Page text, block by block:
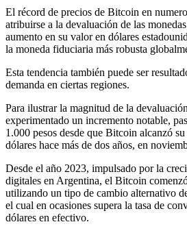
El récord de precios de Bitcoin en
atribuirse a la devaluación de las
aumento en su valor en dólares
la moneda fiduciaria más robusta
Esta tendencia también puede ser
demanda en ciertas regiones.
Para ilustrar la magnitud de la
experimentado un incremento notable,
1.000 pesos desde que Bitcoin alcanzó
dólares hace más de dos años, en
Desde el año 2023, impulsado por la
digitales en Argentina, el Bitcoin
utilizando un tipo de cambio alternativo
el cual en ocasiones supera la tasa de
dólares en efectivo.